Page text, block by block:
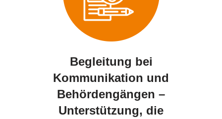
Begleitung bei
Kommunikation und
Behördengängen –
Unterstützung, die